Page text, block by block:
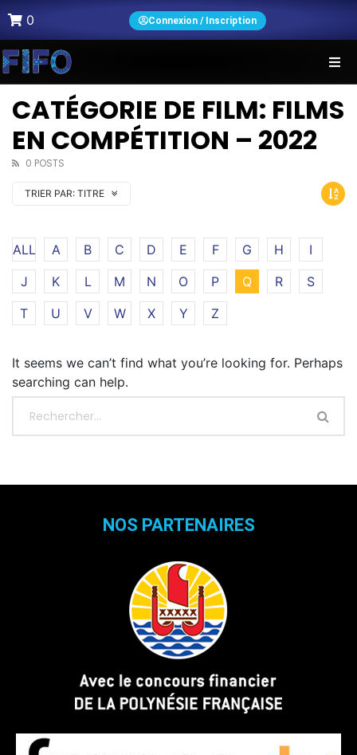
0 Connexion / Inscription
CATÉGORIE DE FILM: FILMS
EN COMPÉTITION – 2022
0 POSTS
TRIER PAR: TITRE
ALL A B C D E F G H
I
J
K L M N O P Q R
S
T
U V W X Y Z
It seems we can’t find what you’re looking for. Perhaps
searching can help.
NOS PARTENAIRES